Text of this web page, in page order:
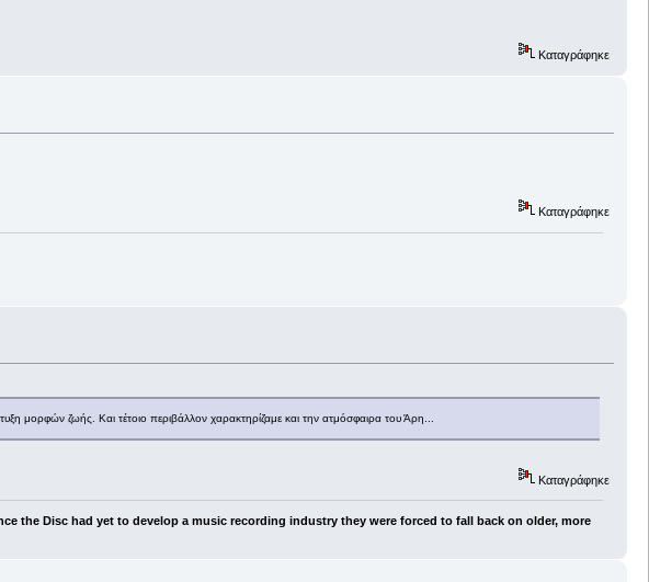
Καταγράφηκε
Καταγράφηκε
μορφών ζωής. Και τέτοιο περιβάλλον χαρακτηρίζαμε και την ατμόσφαιρα του Άρη...
Καταγράφηκε
the Disc had yet to develop a music recording industry they were forced to fall back on older, more